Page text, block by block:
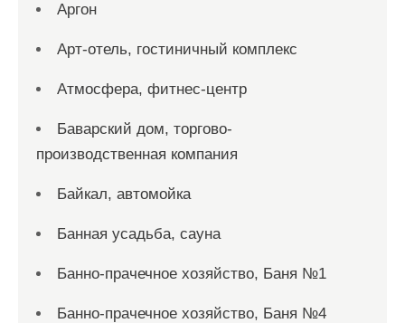
Аргон
Арт-отель, гостиничный комплекс
Атмосфера, фитнес-центр
Баварский дом, торгово-
производственная компания
Байкал, автомойка
Банная усадьба, сауна
Банно-прачечное хозяйство, Баня №1
Банно-прачечное хозяйство, Баня №4